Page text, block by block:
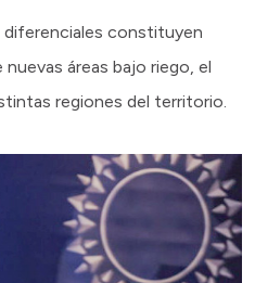
diferenciales constituyen
áreas bajo riego, el
regiones del territorio.